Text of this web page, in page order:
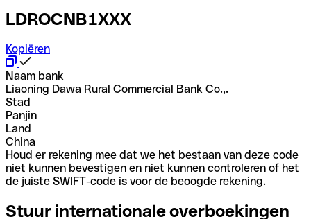
LDROCNB1XXX
Kopiëren
Naam bank
Liaoning Dawa Rural Commercial Bank Co.,.
Stad
Panjin
Land
China
Houd er rekening mee dat we het bestaan van deze code
niet kunnen bevestigen en niet kunnen controleren of het
de juiste SWIFT-code is voor de beoogde rekening.
Stuur internationale overboekingen